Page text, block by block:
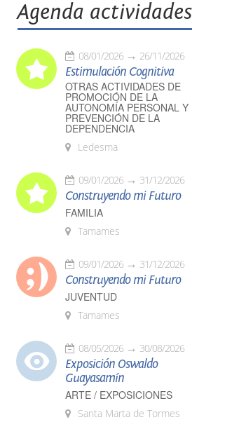
Agenda actividades
08/01/2026 26/11/2026
Estimulación Cognitiva
OTRAS ACTIVIDADES DE
PROMOCIÓN DE LA
AUTONOMÍA PERSONAL Y
PREVENCIÓN DE LA
DEPENDENCIA
Ledesma
09/01/2026 31/12/2026
Construyendo mi Futuro
FAMILIA
Tamames
09/01/2026 31/12/2026
Construyendo mi Futuro
JUVENTUD
Tamames
08/05/2026 30/08/2026
Exposición Oswaldo
Guayasamín
ARTE / EXPOSICIONES
Santa Marta de Tormes